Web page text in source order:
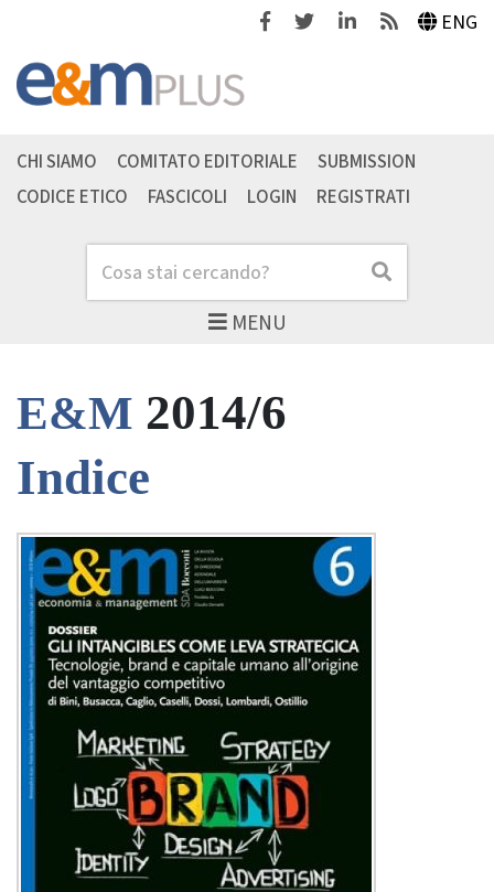
FacebookTwitterLinkedinFeeds ENG
MENU
Cerca Cerca
CHI SIAMO COMITATO EDITORIALE
SUBMISSION
CODICE ETICO
FASCICOLI LOGIN REGISTRATI
E&M 2014/6
Indice